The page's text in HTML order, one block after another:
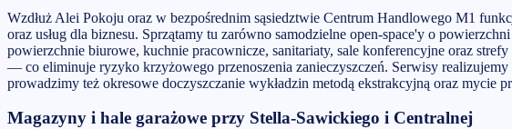
Wzdłuż Alei Pokoju oraz w bezpośrednim sąsiedztwie Centrum Handlowego M1
oraz usług dla biznesu. Sprzątamy tu zarówno samodzielne open-space'y o
powierzchnie biurowe, kuchnie pracownicze, sanitariaty, sale konferencyjne oraz
— co eliminuje ryzyko krzyżowego przenoszenia zanieczyszczeń. Serwisy
prowadzimy też okresowe doczyszczanie wykładzin metodą ekstrakcyjną oraz mycie
Magazyny i hale garażowe przy Stella-Sawickiego i Centralnej